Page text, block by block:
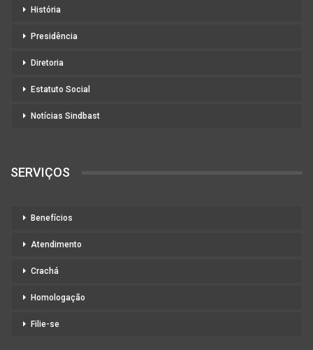
História
Presidência
Diretoria
Estatuto Social
Notícias Sindbast
SERVIÇOS
Benefícios
Atendimento
Crachá
Homologação
Filie-se